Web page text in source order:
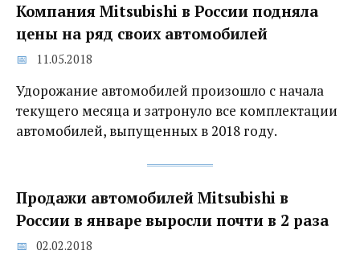
Компания Mitsubishi в России подняла
цены на ряд своих автомобилей
11.05.2018
Удорожание автомобилей произошло с начала
текущего месяца и затронуло все комплектации
автомобилей, выпущенных в 2018 году.
Продажи автомобилей Mitsubishi в
России в январе выросли почти в 2 раза
02.02.2018